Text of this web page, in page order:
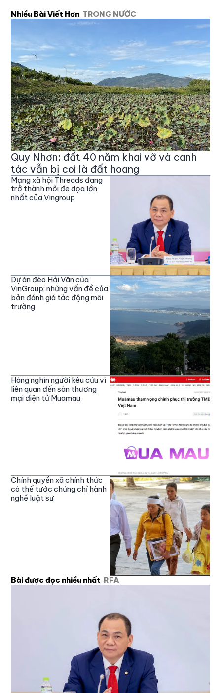
Nhiều Bài Viết Hơn TRONG NƯỚC
Quy Nhơn: đất 40 năm khai vỡ và canh
tác vẫn bị coi là đất hoang
Mạng xã hội Threads đang
trở thành mối đe dọa lớn
nhất của Vingroup
Dự án đèo Hải Vân của
VinGroup: những vấn đề của
bản đánh giá tác động môi
trường
Hàng nghìn người kêu cứu vì
liên quan đến sàn thương
mại điện tử Muamau
Chính quyền xã chính thức
có thể tước chứng chỉ hành
nghề luật sư
Bài được đọc nhiều nhất RFA